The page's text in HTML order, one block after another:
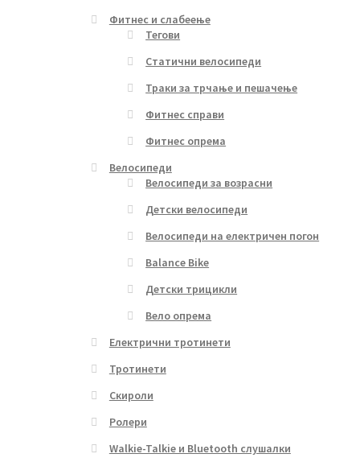
Фитнес и слабеење
Тегови
Статични велосипеди
Траки за трчање и пешачење
Фитнес справи
Фитнес опрема
Велосипеди
Велосипеди за возрасни
Детски велосипеди
Велосипеди на електричен погон
Balance Bike
Детски трицикли
Вело опрема
Електрични тротинети
Тротинети
Скироли
Ролери
Walkie-Talkie и Bluetooth слушалки